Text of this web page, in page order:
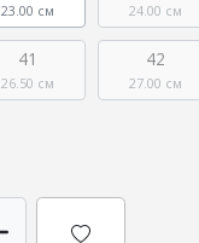
23.00 см 24.00 см
41
26.50 см
42
27.00 см